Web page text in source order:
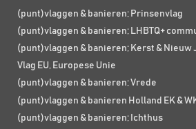
(punt)vlaggen & banieren; Prinsenvlag
(punt)vlaggen & banieren; LHBTQ+
(punt)vlaggen & banieren; Kerst & Nieuw
Vlag EU, Europese Unie
(punt)vlaggen & banieren; Vrede
(punt)vlaggen & banieren Holland EK &
(punt)vlaggen & banieren; Ichthus